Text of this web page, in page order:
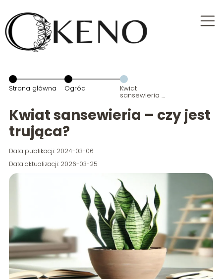
Strona główna Ogród Kwiat
sansewieria –
trująca?
Kwiat sansewieria – czy jest
trująca?
Data publikacji: 2024-03-06
Data aktualizacji: 2026-03-25